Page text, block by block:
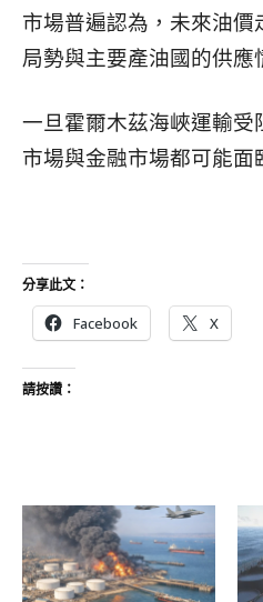
市場普遍認為，未來油價
局勢與主要產油國的供應
一旦霍爾木茲海峽運輸受
市場與金融市場都可能面
分享此文：
Facebook X
請按讚：